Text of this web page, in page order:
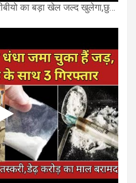
अतीक अहमद के रिश्तेदार और करीबीयो का बड़ा खेल जल्द खुलेगा,छुप कर करोड़ो कमाने वाले SIT के राडार पर